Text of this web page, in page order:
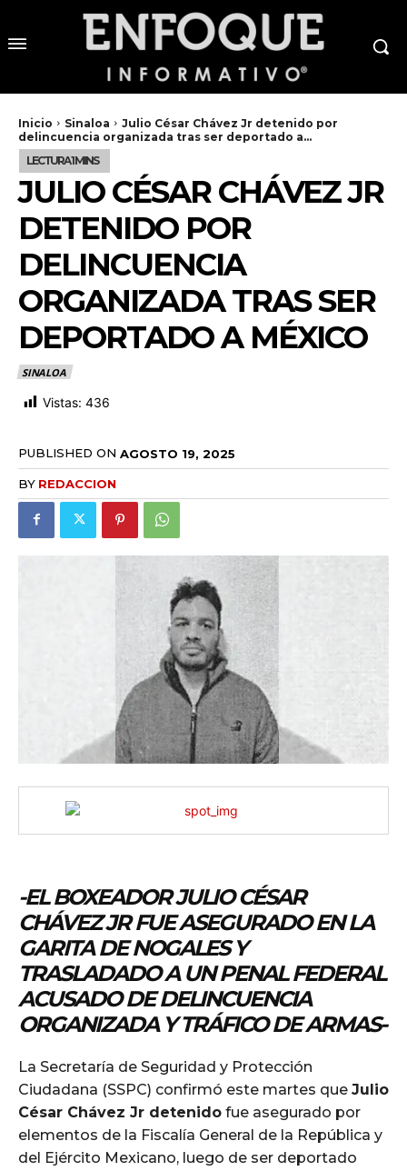
Inicio Sinaloa
Julio César Chávez Jr detenido por
delincuencia organizada tras ser deportado a...
JULIO CÉSAR CHÁVEZ JR
DETENIDO POR
DELINCUENCIA
ORGANIZADA TRAS SER
DEPORTADO A MÉXICO
SINALOA
Vistas: 436
PUBLISHED ON AGOSTO 19, 2025
BY REDACCION
-EL BOXEADOR JULIO CÉSAR
CHÁVEZ JR FUE ASEGURADO EN LA
GARITA DE NOGALES Y
TRASLADADO A UN PENAL FEDERAL
ACUSADO DE DELINCUENCIA
ORGANIZADA Y TRÁFICO DE ARMAS-
La Secretaría de Seguridad y Protección
Ciudadana (SSPC) confirmó este martes que Julio
César Chávez Jr detenido fue asegurado por
elementos de la Fiscalía General de la República y
del Ejército Mexicano, luego de ser deportado